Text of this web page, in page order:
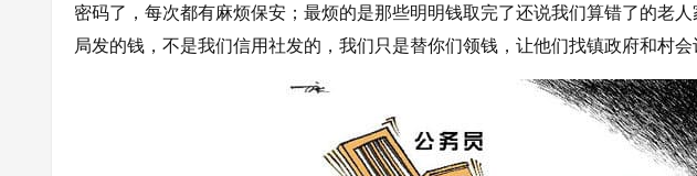
密码了，每次都有麻烦保安；最烦的是那些明明钱取完了还说我们算错了的老
局发的钱，不是我们信用社发的，我们只是替你们领钱，让他们找镇政府和村